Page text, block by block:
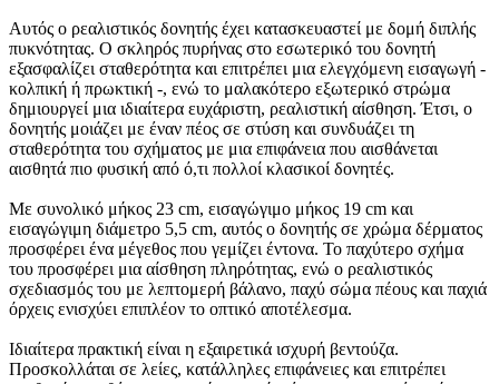
Αυτός ο ρεαλιστικός δονητής έχει κατασκευαστεί με δομή διπλής
πυκνότητας. Ο σκληρός πυρήνας στο εσωτερικό του δονητή
εξασφαλίζει σταθερότητα και επιτρέπει μια ελεγχόμενη εισαγωγή -
κολπική ή πρωκτική -, ενώ το μαλακότερο εξωτερικό στρώμα
δημιουργεί μια ιδιαίτερα ευχάριστη, ρεαλιστική αίσθηση. Έτσι, ο
δονητής μοιάζει με έναν πέος σε στύση και συνδυάζει τη
σταθερότητα του σχήματος με μια επιφάνεια που αισθάνεται
αισθητά πιο φυσική από ό,τι πολλοί κλασικοί δονητές.
Με συνολικό μήκος 23 cm, εισαγώγιμο μήκος 19 cm και
εισαγώγιμη διάμετρο 5,5 cm, αυτός ο δονητής σε χρώμα δέρματος
προσφέρει ένα μέγεθος που γεμίζει έντονα. Το παχύτερο σχήμα
του προσφέρει μια αίσθηση πληρότητας, ενώ ο ρεαλιστικός
σχεδιασμός του με λεπτομερή βάλανο, παχύ σώμα πέους και παχιά
όρχεις ενισχύει επιπλέον το οπτικό αποτέλεσμα.
Ιδιαίτερα πρακτική είναι η εξαιρετικά ισχυρή βεντούζα.
Προσκολλάται σε λείες, κατάλληλες επιφάνειες και επιτρέπει